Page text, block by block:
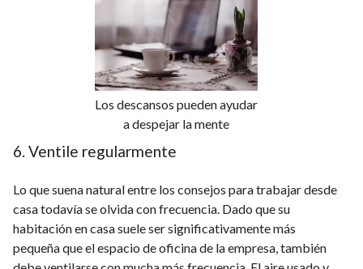
Los descansos pueden ayudar
a despejar la mente
6. Ventile regularmente
Lo que suena natural entre los consejos para trabajar desde
casa todavía se olvida con frecuencia. Dado que su
habitación en casa suele ser significativamente más
pequeña que el espacio de oficina de la empresa, también